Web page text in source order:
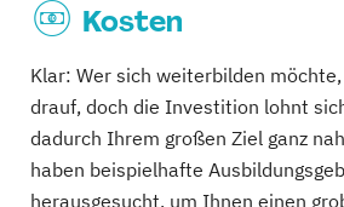
Kosten
Klar: Wer sich weiterbilden
drauf, doch die Investition lohnt
dadurch Ihrem großen Ziel ganz
haben beispielhafte
herausgesucht, um Ihnen einen